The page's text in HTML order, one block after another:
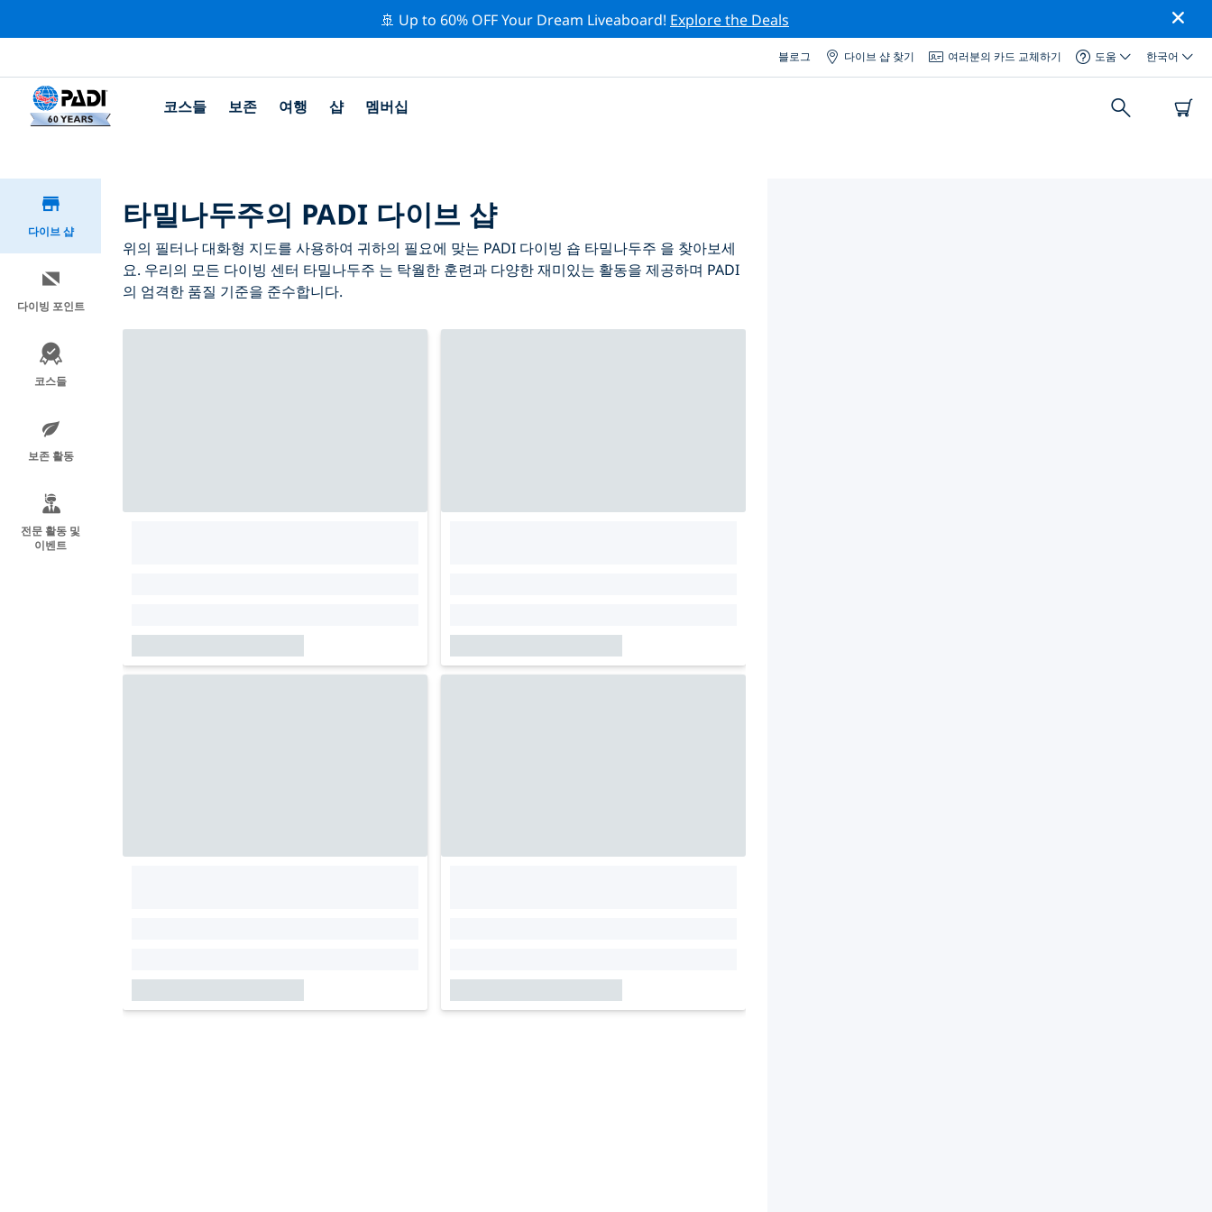
🚢 Up to 60% OFF Your Dream Liveaboard! Explore the Deals
블로그 다이브 샵 찾기 여러분의 카드 교체하기 도움 한국어
코스들 보존 여행 샵 멤버십
다이브 샵
다이빙 포인트
코스들
보존 활동
전문 활동 및
이벤트
타밀나두주의 PADI 다이브 샵
위의 필터나 대화형 지도를 사용하여 귀하의 필요에 맞는 PADI 다이빙 숍 타밀나두주 을 찾아보세
요. 우리의 모든 다이빙 센터 타밀나두주 는 탁월한 훈련과 다양한 재미있는 활동을 제공하며 PADI
의 엄격한 품질 기준을 준수합니다.